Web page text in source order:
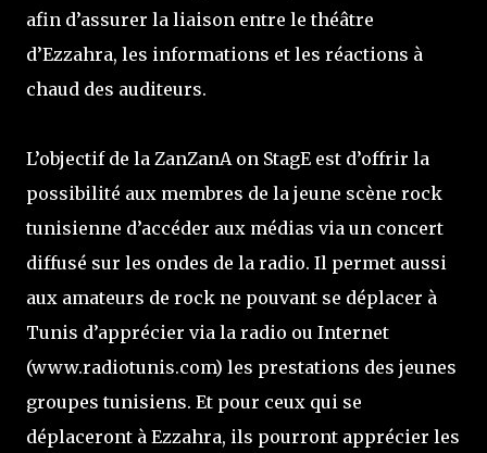
afin d’assurer la liaison entre le théâtre
d’Ezzahra, les informations et les réactions à
chaud des auditeurs.
L’objectif de la ZanZanA on StagE est d’offrir la
possibilité aux membres de la jeune scène rock
tunisienne d’accéder aux médias via un concert
diffusé sur les ondes de la radio. Il permet aussi
aux amateurs de rock ne pouvant se déplacer à
Tunis d’apprécier via la radio ou Internet
(www.radiotunis.com) les prestations des jeunes
groupes tunisiens. Et pour ceux qui se
déplaceront à Ezzahra, ils pourront apprécier les